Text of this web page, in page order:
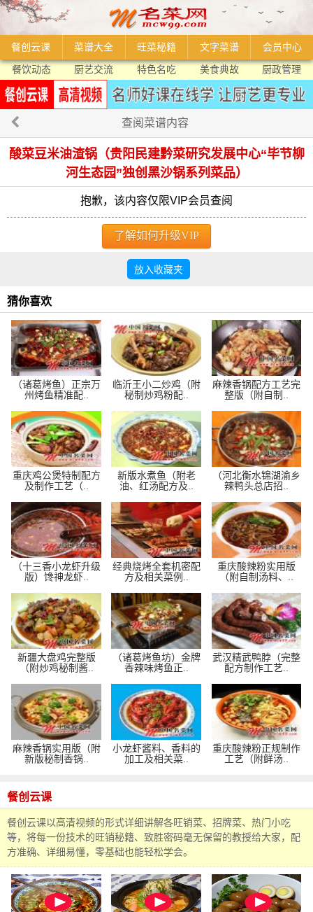
餐创云课 菜谱大全 旺菜秘籍 文字菜谱
会员中心
餐饮动态
厨艺交流 特色名吃 美食典故 厨政管理
查阅菜谱内容
酸菜豆米油渣锅（贵阳民建黔菜研究发展中心“毕节柳
河生态园”独创黑沙锅系列菜品）
抱歉，该内容仅限VIP会员查阅
了解如何升级VIP
放入收藏夹
猜你喜欢
（诸葛烤鱼）正宗万
州烤鱼精准配..
临沂王小二炒鸡（附
秘制炒鸡粉配..
麻辣香锅配方工艺完
整版（附自制..
重庆鸡公煲特制配方
及制作工艺（..
新版水煮鱼（附老
油、红汤配方及..
（河北衡水锦湖渝乡
辣鸭头总店招..
（十三香小龙虾升级
版）馋神龙虾..
经典烧烤全套机密配
方及相关菜例..
重庆酸辣粉实用版
（附自制汤料、..
新疆大盘鸡完整版
（附炒鸡秘制酱..
（诸葛烤鱼坊）金牌
香辣味烤鱼正..
武汉精武鸭脖（完整
配方制作工艺..
麻辣香锅实用版（附
新版秘制香锅..
小龙虾酱料、香料的
加工及相关菜..
重庆酸辣粉正规制作
工艺（附鲜汤..
餐创云课
餐创云课以高清视频的形式详细讲解各旺销菜、招牌菜、热门小吃
等，将每一份技术的旺销秘籍、致胜密码毫无保留的教授给大家，配
方准确、详细易懂，零基础也能轻松学会。